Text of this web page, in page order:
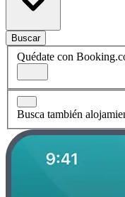
Buscar
Quédate con
Busca también